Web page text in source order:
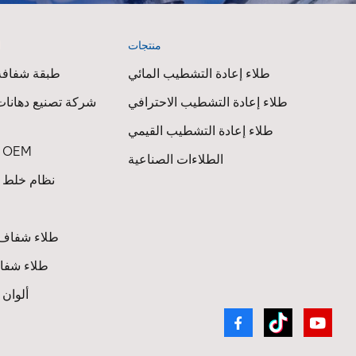
منتجات
طلاء إعادة التشطيب المائي
طلاء إعادة التشطيب الاحترافي
طلاء إعادة التشطيب القيمي
الطلاءات الصناعية
طبقة
شركة تصنيع
طلاء السيارات OEM
نظام خلط
طلاء
طلاء